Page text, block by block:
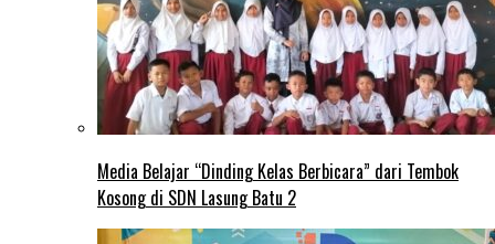
Media Belajar “Dinding Kelas Berbicara” dari Tembok
Kosong di SDN Lasung Batu 2